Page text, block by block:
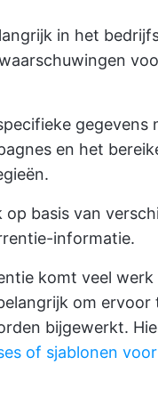
in het
en het
op basis van
informatie.
komt veel
om ervoor
bijgewerkt.
of sjablonen